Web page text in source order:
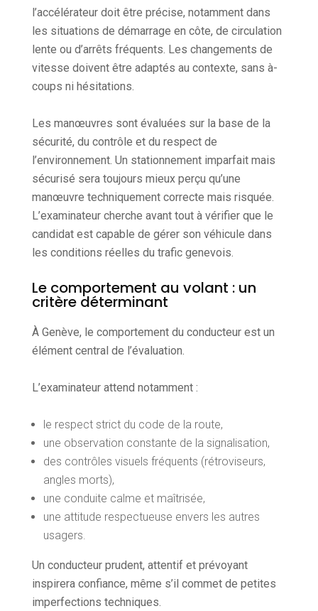
l’accélérateur doit être précise, notamment dans
les situations de démarrage en côte, de circulation
lente ou d’arrêts fréquents. Les changements de
vitesse doivent être adaptés au contexte, sans à-
coups ni hésitations.
Les manœuvres sont évaluées sur la base de la
sécurité, du contrôle et du respect de
l’environnement. Un stationnement imparfait mais
sécurisé sera toujours mieux perçu qu’une
manœuvre techniquement correcte mais risquée.
L’examinateur cherche avant tout à vérifier que le
candidat est capable de gérer son véhicule dans
les conditions réelles du trafic genevois.
Le comportement au volant : un
critère déterminant
À Genève, le comportement du conducteur est un
élément central de l’évaluation.
L’examinateur attend notamment :
le respect strict du code de la route,
une observation constante de la signalisation,
des contrôles visuels fréquents (rétroviseurs,
angles morts),
une conduite calme et maîtrisée,
une attitude respectueuse envers les autres
usagers.
Un conducteur prudent, attentif et prévoyant
inspirera confiance, même s’il commet de petites
imperfections techniques.